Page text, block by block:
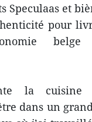
Speculaas et
pour
belge
la
dans un